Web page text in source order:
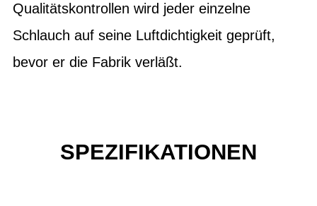
Qualitätskontrollen wird jeder einzelne
Schlauch auf seine Luftdichtigkeit geprüft,
bevor er die Fabrik verläßt.
SPEZIFIKATIONEN